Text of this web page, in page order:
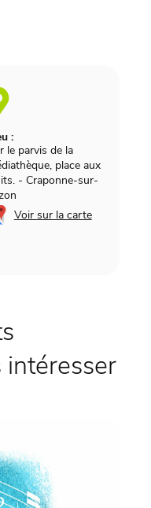
:
le parvis de la
place aux
- Craponne-sur-
Voir sur la carte